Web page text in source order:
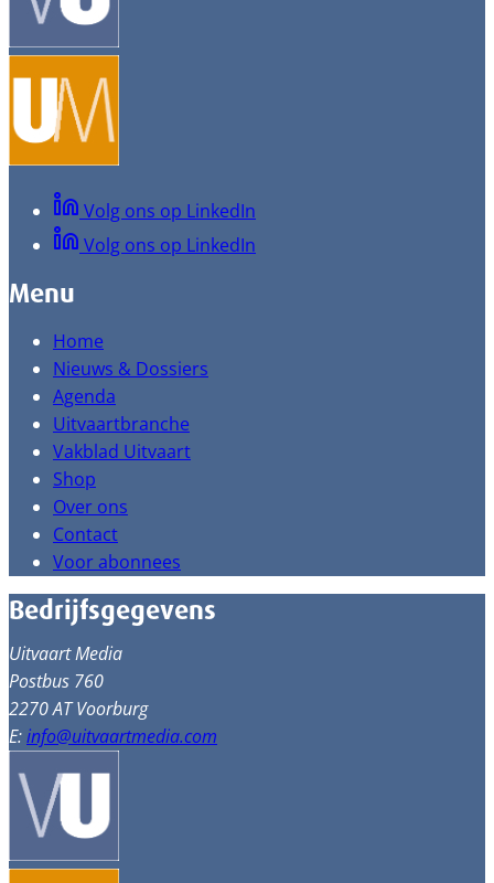
Volg ons op LinkedIn
Volg ons op LinkedIn
Menu
Home
Nieuws & Dossiers
Agenda
Uitvaartbranche
Vakblad Uitvaart
Shop
Over ons
Contact
Voor abonnees
Bedrijfsgegevens
Uitvaart Media
Postbus 760
2270 AT Voorburg
E:info@uitvaartmedia.com